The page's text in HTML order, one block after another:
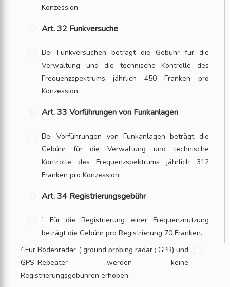
Konzession.
Art. 32 Funkversuche
Bei Funkversuchen beträgt die Gebühr für die
Verwaltung und die technische Kontrolle des
Frequenzspektrums jährlich 450 Franken pro
Konzession.
Art. 33 Vorführungen von Funkanlagen
Bei Vorführungen von Funkanlagen beträgt die
Gebühr für die Verwaltung und technische
Kontrolle des Frequenzspektrums jährlich 312
Franken pro Konzession.
Art. 34 Registrierungsgebühr
¹ Für die Registrierung einer Frequenznutzung
beträgt die Gebühr pro Registrierung 70 Franken.
² Für Bodenradar ( ground probing radar ; GPR) und
GPS-Repeater werden keine
Registrierungsgebühren erhoben.